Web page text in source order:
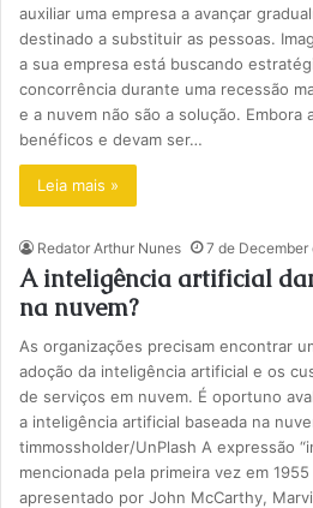
auxiliar uma empresa a avançar
destinado a substituir as pessoas.
a sua empresa está buscando
concorrência durante uma recessão
e a nuvem não são a solução. Embora
benéficos e devam ser…
Leia mais »
Redator Arthur Nunes 7 de December
A inteligência artificial
na nuvem?
As organizações precisam encontrar
adoção da inteligência artificial e os
de serviços em nuvem. É oportuno
a inteligência artificial baseada na
timmossholder/UnPlash A expressão
mencionada pela primeira vez em
apresentado por John McCarthy,